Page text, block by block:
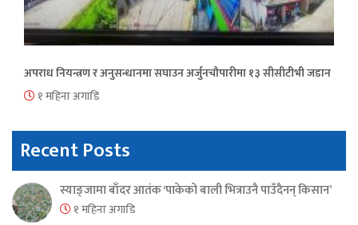
अपराध नियन्त्रण र अनुसन्धानमा सघाउन अर्जुनचौपारीमा १३ सीसीटीभी जडान
१ महिना अगाडि
Recent Posts
स्याङ्जामा बाँदर आतंक ‘पाकेको बाली भित्राउनै पाउँदैनन् किसान’
१ महिना अगाडि